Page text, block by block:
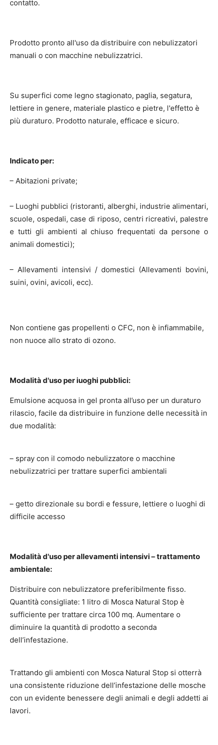
contatto.
Prodotto pronto all'uso da distribuire con nebulizzatori
manuali o con macchine nebulizzatrici.
Su superfici come legno stagionato, paglia, segatura,
lettiere in genere, materiale plastico e pietre, l'effetto è
più duraturo. Prodotto naturale, efficace e sicuro.
Indicato per:
– Abitazioni private;
– Luoghi pubblici (ristoranti, alberghi, industrie alimentari,
scuole, ospedali, case di riposo, centri ricreativi, palestre
e tutti gli ambienti al chiuso frequentati da persone o
animali domestici);
– Allevamenti intensivi / domestici (Allevamenti bovini,
suini, ovini, avicoli, ecc).
Non contiene gas propellenti o CFC, non è infiammabile,
non nuoce allo strato di ozono.
Modalità d'uso per iuoghi pubblici:
Emulsione acquosa in gel pronta all’uso per un duraturo
rilascio, facile da distribuire in funzione delle necessità in
due modalità:
– spray con il comodo nebulizzatore o macchine
nebulizzatrici per trattare superfici ambientali
– getto direzionale su bordi e fessure, lettiere o luoghi di
difficile accesso
Modalità d'uso per allevamenti intensivi – trattamento
ambientale:
Distribuire con nebulizzatore preferibilmente fisso.
Quantità consigliate: 1 litro di Mosca Natural Stop è
sufficiente per trattare circa 100 mq. Aumentare o
diminuire la quantità di prodotto a seconda
dell’infestazione.
Trattando gli ambienti con Mosca Natural Stop si otterrà
una consistente riduzione dell’infestazione delle mosche
con un evidente benessere degli animali e degli addetti ai
lavori.